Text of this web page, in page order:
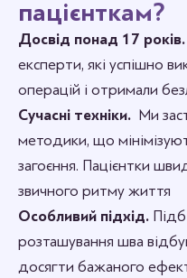
пацієнткам?
Досвід понад 17 років.
експерти, які успішно
операцій і отримали
Сучасні техніки. Ми
методики, що
загоєння. Пацієнтки
звичного ритму життя
Особливий підхід.
розташування шва
досягти бажаного